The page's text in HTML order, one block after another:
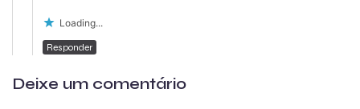
Loading...
Responder
Deixe um comentário